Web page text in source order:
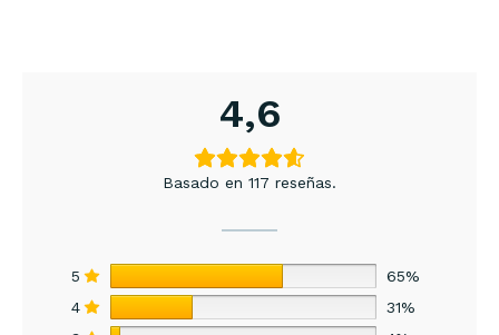
4,6
Basado en 117 reseñas.
5
65%
4
31%